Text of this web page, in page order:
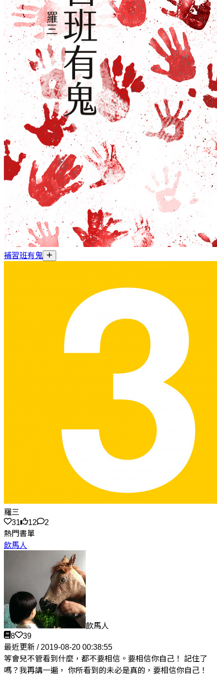
補習班有鬼
羅三
31
12
2
熱門書單
飲馬人
飲馬人
8
39
最近更新 / 2019-08-20 00:38:55
等會兒不管看到什麼，都不要相信。要相信你自己！ 記住了
嗎？我再講一遍， 你所看到的未必是真的，要相信你自己！